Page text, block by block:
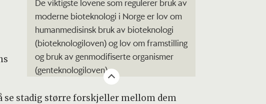
De viktigste lovene som regulerer bruk av
moderne bioteknologi i Norge er lov om
humanmedisinsk bruk av bioteknologi
(bioteknologiloven) og lov om framstilling
og bruk av genmodifiserte organismer
(genteknologiloven).
stadig større forskjeller mellom dem